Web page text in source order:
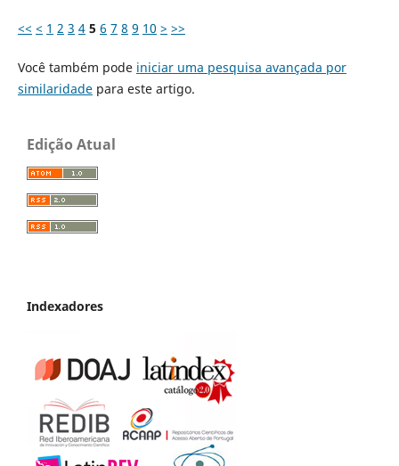
<< < 1 2 3 4 5 6 7 8 9 10 > >>
Você também pode iniciar uma pesquisa avançada por
similaridadepara este artigo.
Edição Atual
Indexadores